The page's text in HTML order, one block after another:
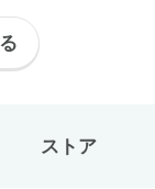
ストア